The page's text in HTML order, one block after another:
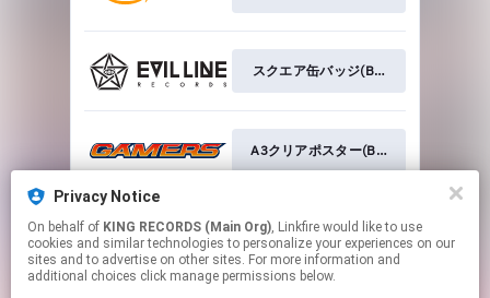
スクエア缶バッジ(Buster Bros!!! ver.)
A3クリアポスター(Buster Bros!!! ver.)
ポストカード3枚セット(Buster Bros!!!
Privacy Notice
On behalf of KING RECORDS (Main Org), Linkfire would like to use
cookies and similar technologies to personalize your experiences on our
sites and to advertise on other sites. For more information and
additional choices click manage permissions below.